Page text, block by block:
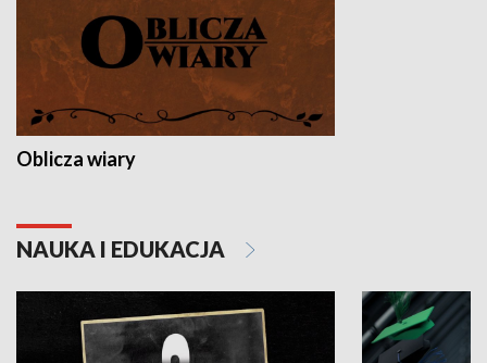
Oblicza wiary
NAUKA I EDUKACJA